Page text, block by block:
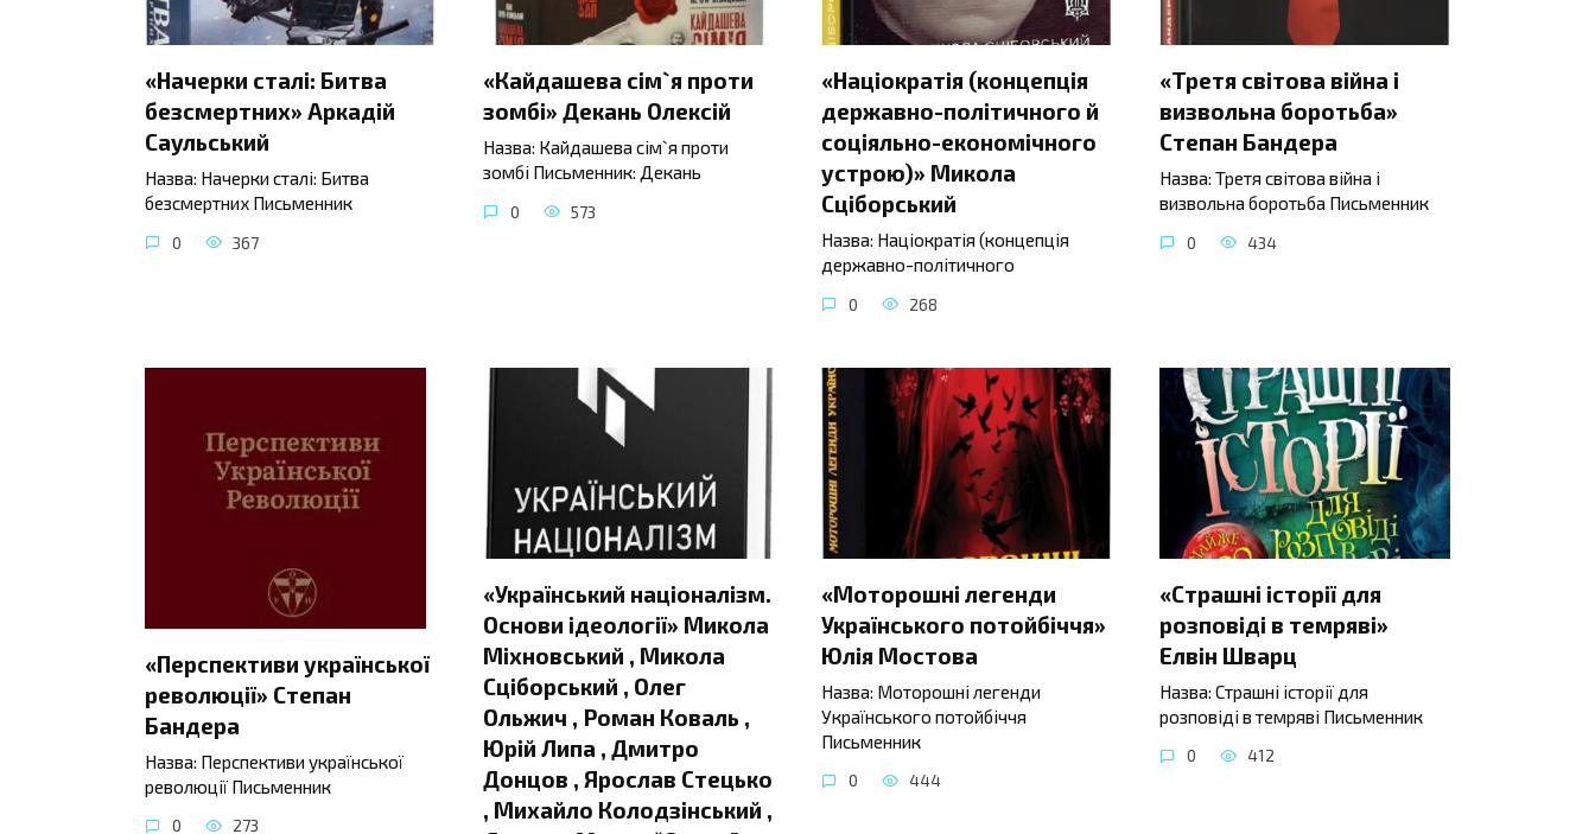
«Начерки сталі: Битва
безсмертних» Аркадій
Саульський
Назва: Начерки сталі: Битва
безсмертних Письменник
0 367
«Кайдашева сім`я проти
зомбі» Декань Олексій
Назва: Кайдашева сім`я проти
зомбі Письменник: Декань
0 573
«Націократія (концепція
державно-політичного й
соціяльно-економічного
устрою)» Микола
Сціборський
Назва: Націократія (концепція
державно-політичного
0 268
«Третя світова війна і
визвольна боротьба»
Степан Бандера
Назва: Третя світова війна і
визвольна боротьба Письменник
0 434
«Перспективи української
революції» Степан
Бандера
Назва: Перспективи української
революції Письменник
0 273
«Український націоналізм.
Основи ідеології» Микола
Міхновський , Микола
Сціборський , Олег
Ольжич , Роман Коваль ,
Юрій Липа , Дмитро
Донцов , Ярослав Стецько
, Михайло Колодзінський ,
«Моторошні легенди
Українського потойбіччя»
Юлія Мостова
Назва: Моторошні легенди
Українського потойбіччя
Письменник
0 444
«Страшні історії для
розповіді в темряві»
Елвін Шварц
Назва: Страшні історії для
розповіді в темряві Письменник
0 412